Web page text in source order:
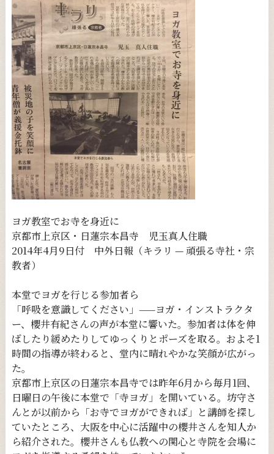
ヨガ教室でお寺を身近に
京都市上京区・日蓮宗本昌寺 児玉真人住職
2014年4月9日付 中外日報（キラリ — 頑張る寺社・宗
教者）
本堂でヨガを行じる参加者ら
「呼吸を意識してください」——ヨガ・インストラクタ
ー、櫻井有紀さんの声が本堂に響いた。参加者は体を伸
ばしたり緩めたりしてゆっくりとポーズを取る。およそ1
時間の指導が終わると、堂内に晴れやかな笑顔が広がっ
た。
京都市上京区の日蓮宗本昌寺では昨年6月から毎月1回、
日曜日の午後に本堂で「寺ヨガ」を開いている。坊守さ
んとが以前から「お寺でヨガができれば」と講師を探し
ていたところ、大阪を中心に活躍中の櫻井さんを知人か
ら紹介された。櫻井さんも仏教への関心と寺院を会場に